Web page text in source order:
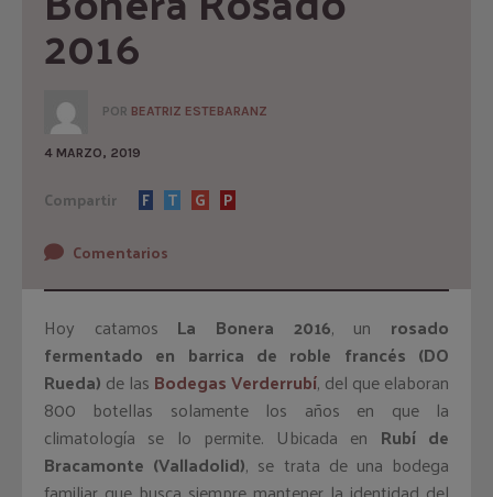
2016
POR BEATRIZ ESTEBARANZ
4 MARZO, 2019
Compartir F T G
P
Comentarios
Hoy catamos La Bonera 2016, un rosado
fermentado en barrica de roble francés (DO
Rueda) de las Bodegas Verderrubí, del que elaboran
800 botellas solamente los años en que la
climatología se lo permite. Ubicada en Rubí de
Bracamonte (Valladolid), se trata de una bodega